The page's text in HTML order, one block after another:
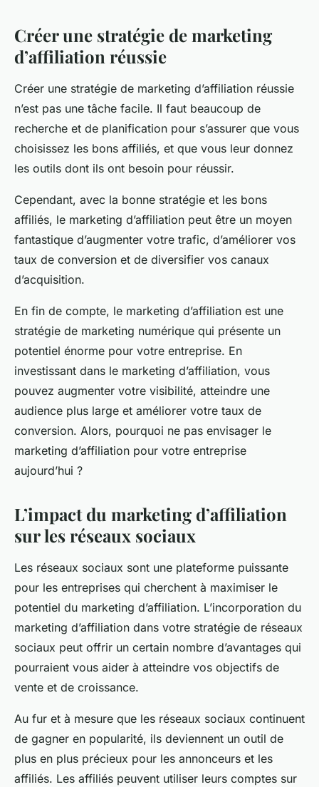
Créer une stratégie de marketing
d’affiliation réussie
Créer une stratégie de marketing d’affiliation réussie
n’est pas une tâche facile. Il faut beaucoup de
recherche et de planification pour s’assurer que vous
choisissez les bons affiliés, et que vous leur donnez
les outils dont ils ont besoin pour réussir.
Cependant, avec la bonne stratégie et les bons
affiliés, le marketing d’affiliation peut être un moyen
fantastique d’augmenter votre trafic, d’améliorer vos
taux de conversion et de diversifier vos canaux
d’acquisition.
En fin de compte, le marketing d’affiliation est une
stratégie de marketing numérique qui présente un
potentiel énorme pour votre entreprise. En
investissant dans le marketing d’affiliation, vous
pouvez augmenter votre visibilité, atteindre une
audience plus large et améliorer votre taux de
conversion. Alors, pourquoi ne pas envisager le
marketing d’affiliation pour votre entreprise
aujourd’hui ?
L’impact du marketing d’affiliation
sur les réseaux sociaux
Les réseaux sociaux sont une plateforme puissante
pour les entreprises qui cherchent à maximiser le
potentiel du marketing d’affiliation. L’incorporation du
marketing d’affiliation dans votre stratégie de réseaux
sociaux peut offrir un certain nombre d’avantages qui
pourraient vous aider à atteindre vos objectifs de
vente et de croissance.
Au fur et à mesure que les réseaux sociaux continuent
de gagner en popularité, ils deviennent un outil de
plus en plus précieux pour les annonceurs et les
affiliés. Les affiliés peuvent utiliser leurs comptes sur